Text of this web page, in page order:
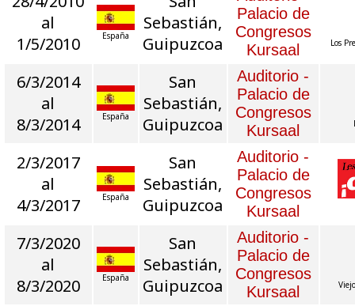
al
1/5/2010
España
Sebastián,
Guipuzcoa
Palacio de
Congresos
Kursaal
Los
6/3/2014
al
8/3/2014
España
San
Sebastián,
Guipuzcoa
Auditorio -
Palacio de
Congresos
Kursaal
2/3/2017
al
4/3/2017
España
San
Sebastián,
Guipuzcoa
Auditorio -
Palacio de
Congresos
Kursaal
7/3/2020
al
8/3/2020
España
San
Sebastián,
Guipuzcoa
Auditorio -
Palacio de
Congresos
Kursaal